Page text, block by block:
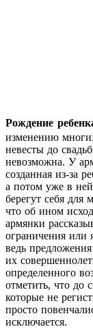
Рождение
изменению
невесты до
невозможна. У
созданная из-за
а потом уже в
берегут себя для
что об ином
армянки
ограничения или
ведь
их
определенного
отметить, что до
которые не
просто
исключается.